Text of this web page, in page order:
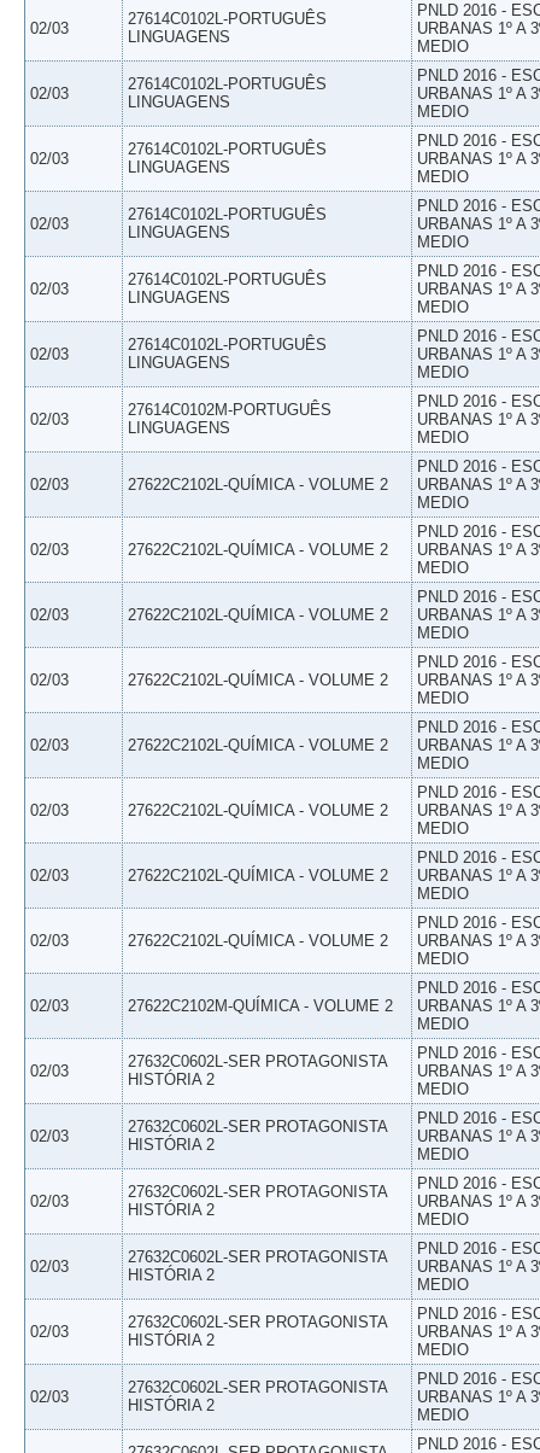
02/03
27614C0102L-PORTUGUÊS
LINGUAGENS
PNLD 2016 -
URBANAS 1º A
MEDIO
02/03
27614C0102L-PORTUGUÊS
LINGUAGENS
PNLD 2016 -
URBANAS 1º A
MEDIO
02/03
27614C0102L-PORTUGUÊS
LINGUAGENS
PNLD 2016 -
URBANAS 1º A
MEDIO
02/03
27614C0102L-PORTUGUÊS
LINGUAGENS
PNLD 2016 -
URBANAS 1º A
MEDIO
02/03
27614C0102L-PORTUGUÊS
LINGUAGENS
PNLD 2016 -
URBANAS 1º A
MEDIO
02/03
27614C0102L-PORTUGUÊS
LINGUAGENS
PNLD 2016 -
URBANAS 1º A
MEDIO
02/03
27614C0102M-PORTUGUÊS
LINGUAGENS
PNLD 2016 -
URBANAS 1º A
MEDIO
02/03 27622C2102L-QUÍMICA - VOLUME 2
PNLD 2016 -
URBANAS 1º A
MEDIO
02/03 27622C2102L-QUÍMICA - VOLUME 2
PNLD 2016 -
URBANAS 1º A
MEDIO
02/03 27622C2102L-QUÍMICA - VOLUME 2
PNLD 2016 -
URBANAS 1º A
MEDIO
02/03 27622C2102L-QUÍMICA - VOLUME 2
PNLD 2016 -
URBANAS 1º A
MEDIO
02/03 27622C2102L-QUÍMICA - VOLUME 2
PNLD 2016 -
URBANAS 1º A
MEDIO
02/03 27622C2102L-QUÍMICA - VOLUME 2
PNLD 2016 -
URBANAS 1º A
MEDIO
02/03 27622C2102L-QUÍMICA - VOLUME 2
PNLD 2016 -
URBANAS 1º A
MEDIO
02/03 27622C2102L-QUÍMICA - VOLUME 2
PNLD 2016 -
URBANAS 1º A
MEDIO
02/03 27622C2102M-QUÍMICA - VOLUME 2
PNLD 2016 -
URBANAS 1º A
MEDIO
02/03
27632C0602L-SER PROTAGONISTA
HISTÓRIA 2
PNLD 2016 -
URBANAS 1º A
MEDIO
02/03
27632C0602L-SER PROTAGONISTA
HISTÓRIA 2
PNLD 2016 -
URBANAS 1º A
MEDIO
02/03
27632C0602L-SER PROTAGONISTA
HISTÓRIA 2
PNLD 2016 -
URBANAS 1º A
MEDIO
02/03
27632C0602L-SER PROTAGONISTA
HISTÓRIA 2
PNLD 2016 -
URBANAS 1º A
MEDIO
02/03
27632C0602L-SER PROTAGONISTA
HISTÓRIA 2
PNLD 2016 -
URBANAS 1º A
MEDIO
02/03
27632C0602L-SER PROTAGONISTA
HISTÓRIA 2
PNLD 2016 -
URBANAS 1º A
MEDIO
PNLD 2016 -